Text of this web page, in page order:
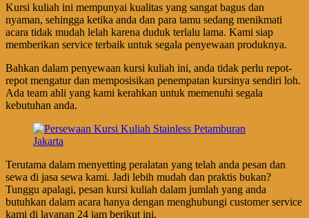
Kursi kuliah ini mempunyai kualitas yang sangat bagus dan
nyaman, sehingga ketika anda dan para tamu sedang menikmati
acara tidak mudah lelah karena duduk terlalu lama. Kami siap
memberikan service terbaik untuk segala penyewaan produknya.
Bahkan dalam penyewaan kursi kuliah ini, anda tidak perlu repot-
repot mengatur dan memposisikan penempatan kursinya sendiri loh.
Ada team ahli yang kami kerahkan untuk memenuhi segala
kebutuhan anda.
Terutama dalam menyetting peralatan yang telah anda pesan dan
sewa di jasa sewa kami. Jadi lebih mudah dan praktis bukan?
Tunggu apalagi, pesan kursi kuliah dalam jumlah yang anda
butuhkan dalam acara hanya dengan menghubungi customer service
kami di layanan 24 jam berikut ini.